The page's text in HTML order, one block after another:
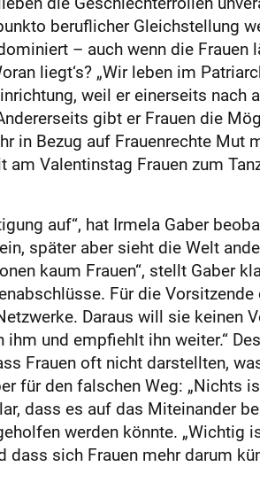
beruflicher Gleichstellung
– auch wenn die
liegt‘s? „Wir leben im
weil er einerseits nach
gibt er Frauen die
in Bezug auf Frauenrechte Mut
Valentinstag Frauen zum
auf“, hat Irmela Gaber
später aber sieht die Welt
kaum Frauen“, stellt Gaber
Für die
Daraus will sie keinen
und empfiehlt ihn weiter.“
Frauen oft nicht darstellten,
für den falschen Weg: „Nichts
dass es auf das Miteinander
werden könnte. „Wichtig
sich Frauen mehr darum